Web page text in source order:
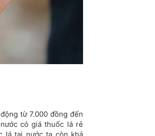
từ 7.000 đồng đến
có giá thuốc lá rẻ
lá tại nước ta còn khá